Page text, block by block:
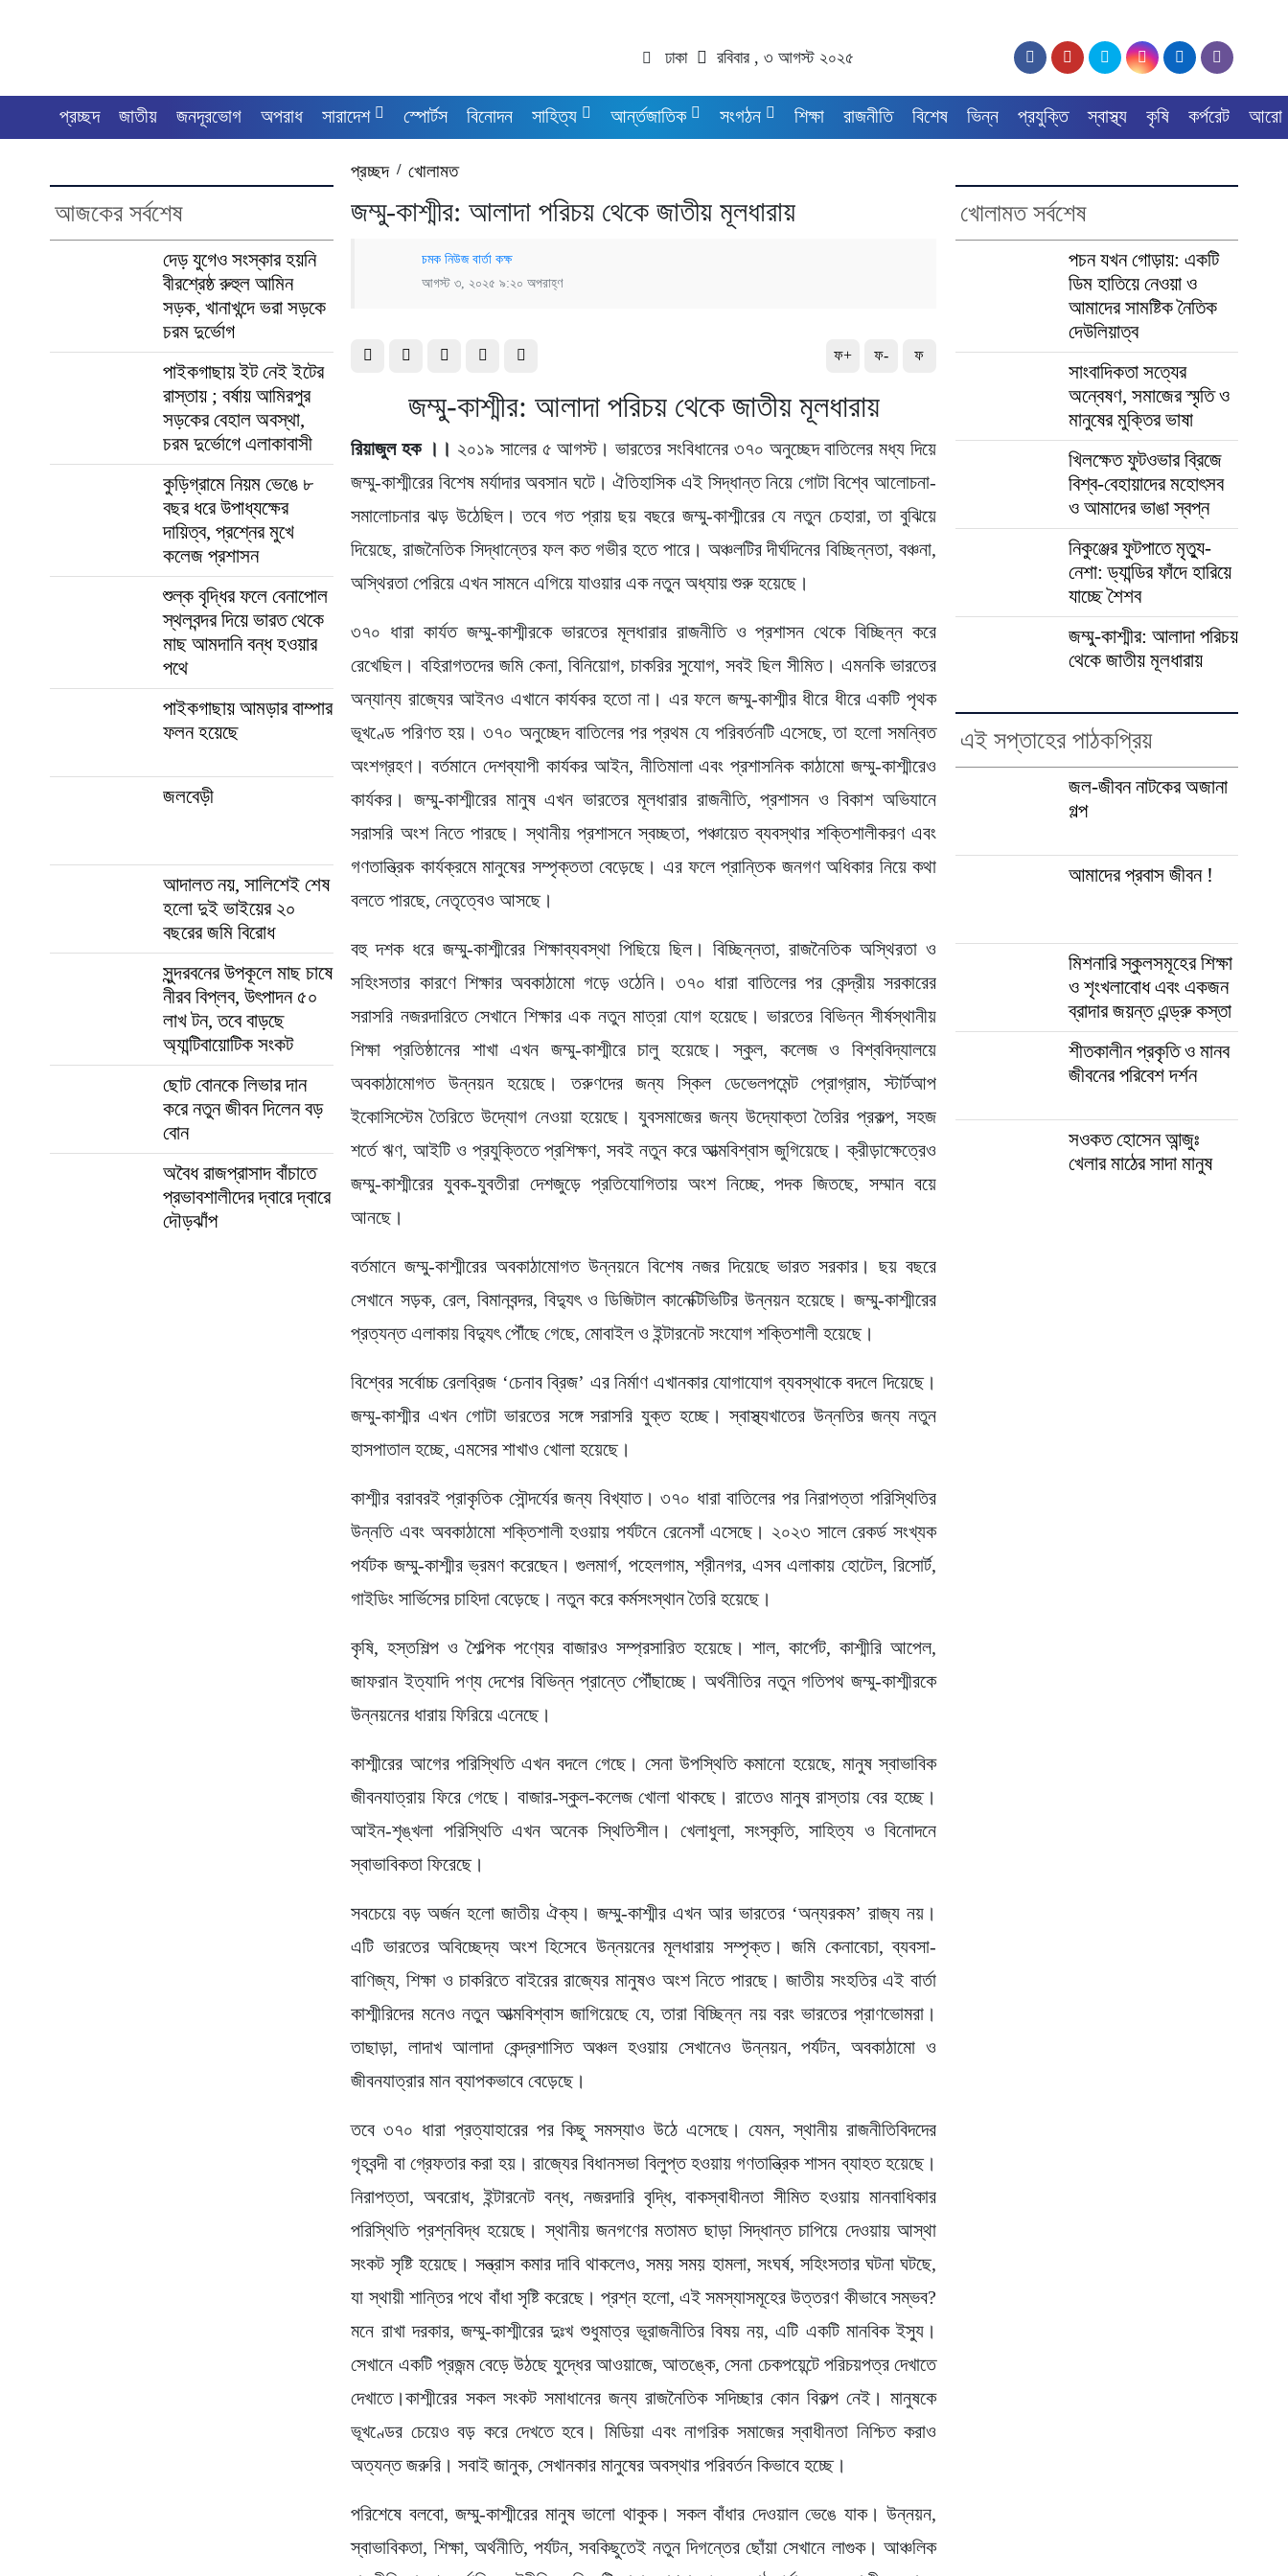
ঢাকা রবিবার , ৩ আগস্ট ২০২৫
প্রচ্ছদ জাতীয় জনদূরভোগ অপরাধ সারাদেশ স্পোর্টস বিনোদন সাহিত্য আর্ন্তজাতিক সংগঠন শিক্ষা রাজনীতি বিশেষ ভিন্ন প্রযুক্তি স্বাস্থ্য কৃষি কর্পরেট আরো
আজকের সর্বশেষ
দেড় যুগেও সংস্কার হয়নি
বীরশ্রেষ্ঠ রুহুল আমিন
সড়ক, খানাখন্দে ভরা সড়কে
চরম দুর্ভোগ
পাইকগাছায় ইট নেই ইটের
রাস্তায় ; বর্ষায় আমিরপুর
সড়কের বেহাল অবস্থা,
চরম দুর্ভোগে এলাকাবাসী
কুড়িগ্রামে নিয়ম ভেঙে ৮
বছর ধরে উপাধ্যক্ষের
দায়িত্ব, প্রশ্নের মুখে
কলেজ প্রশাসন
শুল্ক বৃদ্ধির ফলে বেনাপোল
স্থলবন্দর দিয়ে ভারত থেকে
মাছ আমদানি বন্ধ হওয়ার
পথে
পাইকগাছায় আমড়ার বাম্পার
ফলন হয়েছে
জলবেড়ী
আদালত নয়, সালিশেই শেষ
হলো দুই ভাইয়ের ২০
বছরের জমি বিরোধ
সুন্দরবনের উপকূলে মাছ চাষে
নীরব বিপ্লব, উৎপাদন ৫০
লাখ টন, তবে বাড়ছে
অ্যান্টিবায়োটিক সংকট
ছোট বোনকে লিভার দান
করে নতুন জীবন দিলেন বড়
বোন
অবৈধ রাজপ্রাসাদ বাঁচাতে
প্রভাবশালীদের দ্বারে দ্বারে
দৌড়ঝাঁপ
প্রচ্ছদ/খোলামত
জম্মু-কাশ্মীর: আলাদা পরিচয় থেকে জাতীয় মূলধারায়
চমক নিউজ বার্তা কক্ষ
আগস্ট ৩, ২০২৫ ৯:২০ অপরাহ্ণ
ফ+ ফ- ফ
জম্মু-কাশ্মীর: আলাদা পরিচয় থেকে জাতীয় মূলধারায়
রিয়াজুল হক ।। ২০১৯ সালের ৫ আগস্ট। ভারতের সংবিধানের ৩৭০ অনুচ্ছেদ বাতিলের মধ্য দিয়ে
জম্মু-কাশ্মীরের বিশেষ মর্যাদার অবসান ঘটে। ঐতিহাসিক এই সিদ্ধান্ত নিয়ে গোটা বিশ্বে আলোচনা-
সমালোচনার ঝড় উঠেছিল। তবে গত প্রায় ছয় বছরে জম্মু-কাশ্মীরের যে নতুন চেহারা, তা বুঝিয়ে
দিয়েছে, রাজনৈতিক সিদ্ধান্তের ফল কত গভীর হতে পারে। অঞ্চলটির দীর্ঘদিনের বিচ্ছিন্নতা, বঞ্চনা,
অস্থিরতা পেরিয়ে এখন সামনে এগিয়ে যাওয়ার এক নতুন অধ্যায় শুরু হয়েছে।
৩৭০ ধারা কার্যত জম্মু-কাশ্মীরকে ভারতের মূলধারার রাজনীতি ও প্রশাসন থেকে বিচ্ছিন্ন করে
রেখেছিল। বহিরাগতদের জমি কেনা, বিনিয়োগ, চাকরির সুযোগ, সবই ছিল সীমিত। এমনকি ভারতের
অন্যান্য রাজ্যের আইনও এখানে কার্যকর হতো না। এর ফলে জম্মু-কাশ্মীর ধীরে ধীরে একটি পৃথক
ভূখণ্ডে পরিণত হয়। ৩৭০ অনুচ্ছেদ বাতিলের পর প্রথম যে পরিবর্তনটি এসেছে, তা হলো সমন্বিত
অংশগ্রহণ। বর্তমানে দেশব্যাপী কার্যকর আইন, নীতিমালা এবং প্রশাসনিক কাঠামো জম্মু-কাশ্মীরেও
কার্যকর। জম্মু-কাশ্মীরের মানুষ এখন ভারতের মূলধারার রাজনীতি, প্রশাসন ও বিকাশ অভিযানে
সরাসরি অংশ নিতে পারছে। স্থানীয় প্রশাসনে স্বচ্ছতা, পঞ্চায়েত ব্যবস্থার শক্তিশালীকরণ এবং
গণতান্ত্রিক কার্যক্রমে মানুষের সম্পৃক্ততা বেড়েছে। এর ফলে প্রান্তিক জনগণ অধিকার নিয়ে কথা
বলতে পারছে, নেতৃত্বেও আসছে।
বহু দশক ধরে জম্মু-কাশ্মীরের শিক্ষাব্যবস্থা পিছিয়ে ছিল। বিচ্ছিন্নতা, রাজনৈতিক অস্থিরতা ও
সহিংসতার কারণে শিক্ষার অবকাঠামো গড়ে ওঠেনি। ৩৭০ ধারা বাতিলের পর কেন্দ্রীয় সরকারের
সরাসরি নজরদারিতে সেখানে শিক্ষার এক নতুন মাত্রা যোগ হয়েছে। ভারতের বিভিন্ন শীর্ষস্থানীয়
শিক্ষা প্রতিষ্ঠানের শাখা এখন জম্মু-কাশ্মীরে চালু হয়েছে। স্কুল, কলেজ ও বিশ্ববিদ্যালয়ে
অবকাঠামোগত উন্নয়ন হয়েছে। তরুণদের জন্য স্কিল ডেভেলপমেন্ট প্রোগ্রাম, স্টার্টআপ
ইকোসিস্টেম তৈরিতে উদ্যোগ নেওয়া হয়েছে। যুবসমাজের জন্য উদ্যোক্তা তৈরির প্রকল্প, সহজ
শর্তে ঋণ, আইটি ও প্রযুক্তিতে প্রশিক্ষণ, সবই নতুন করে আত্মবিশ্বাস জুগিয়েছে। ক্রীড়াক্ষেত্রেও
জম্মু-কাশ্মীরের যুবক-যুবতীরা দেশজুড়ে প্রতিযোগিতায় অংশ নিচ্ছে, পদক জিতছে, সম্মান বয়ে
আনছে।
বর্তমানে জম্মু-কাশ্মীরের অবকাঠামোগত উন্নয়নে বিশেষ নজর দিয়েছে ভারত সরকার। ছয় বছরে
সেখানে সড়ক, রেল, বিমানবন্দর, বিদ্যুৎ ও ডিজিটাল কানেক্টিভিটির উন্নয়ন হয়েছে। জম্মু-কাশ্মীরের
প্রত্যন্ত এলাকায় বিদ্যুৎ পৌঁছে গেছে, মোবাইল ও ইন্টারনেট সংযোগ শক্তিশালী হয়েছে।
বিশ্বের সর্বোচ্চ রেলব্রিজ ‘চেনাব ব্রিজ’ এর নির্মাণ এখানকার যোগাযোগ ব্যবস্থাকে বদলে দিয়েছে।
জম্মু-কাশ্মীর এখন গোটা ভারতের সঙ্গে সরাসরি যুক্ত হচ্ছে। স্বাস্থ্যখাতের উন্নতির জন্য নতুন
হাসপাতাল হচ্ছে, এমসের শাখাও খোলা হয়েছে।
কাশ্মীর বরাবরই প্রাকৃতিক সৌন্দর্যের জন্য বিখ্যাত। ৩৭০ ধারা বাতিলের পর নিরাপত্তা পরিস্থিতির
উন্নতি এবং অবকাঠামো শক্তিশালী হওয়ায় পর্যটনে রেনেসাঁ এসেছে। ২০২৩ সালে রেকর্ড সংখ্যক
পর্যটক জম্মু-কাশ্মীর ভ্রমণ করেছেন। গুলমার্গ, পহেলগাম, শ্রীনগর, এসব এলাকায় হোটেল, রিসোর্ট,
গাইডিং সার্ভিসের চাহিদা বেড়েছে। নতুন করে কর্মসংস্থান তৈরি হয়েছে।
কৃষি, হস্তশিল্প ও শৈল্পিক পণ্যের বাজারও সম্প্রসারিত হয়েছে। শাল, কার্পেট, কাশ্মীরি আপেল,
জাফরান ইত্যাদি পণ্য দেশের বিভিন্ন প্রান্তে পৌঁছাচ্ছে। অর্থনীতির নতুন গতিপথ জম্মু-কাশ্মীরকে
উন্নয়নের ধারায় ফিরিয়ে এনেছে।
কাশ্মীরের আগের পরিস্থিতি এখন বদলে গেছে। সেনা উপস্থিতি কমানো হয়েছে, মানুষ স্বাভাবিক
জীবনযাত্রায় ফিরে গেছে। বাজার-স্কুল-কলেজ খোলা থাকছে। রাতেও মানুষ রাস্তায় বের হচ্ছে।
আইন-শৃঙ্খলা পরিস্থিতি এখন অনেক স্থিতিশীল। খেলাধুলা, সংস্কৃতি, সাহিত্য ও বিনোদনে
স্বাভাবিকতা ফিরেছে।
সবচেয়ে বড় অর্জন হলো জাতীয় ঐক্য। জম্মু-কাশ্মীর এখন আর ভারতের ‘অন্যরকম’ রাজ্য নয়।
এটি ভারতের অবিচ্ছেদ্য অংশ হিসেবে উন্নয়নের মূলধারায় সম্পৃক্ত। জমি কেনাবেচা, ব্যবসা-
বাণিজ্য, শিক্ষা ও চাকরিতে বাইরের রাজ্যের মানুষও অংশ নিতে পারছে। জাতীয় সংহতির এই বার্তা
কাশ্মীরিদের মনেও নতুন আত্মবিশ্বাস জাগিয়েছে যে, তারা বিচ্ছিন্ন নয় বরং ভারতের প্রাণভোমরা।
তাছাড়া, লাদাখ আলাদা কেন্দ্রশাসিত অঞ্চল হওয়ায় সেখানেও উন্নয়ন, পর্যটন, অবকাঠামো ও
জীবনযাত্রার মান ব্যাপকভাবে বেড়েছে।
তবে ৩৭০ ধারা প্রত্যাহারের পর কিছু সমস্যাও উঠে এসেছে। যেমন, স্থানীয় রাজনীতিবিদদের
গৃহবন্দী বা গ্রেফতার করা হয়। রাজ্যের বিধানসভা বিলুপ্ত হওয়ায় গণতান্ত্রিক শাসন ব্যাহত হয়েছে।
নিরাপত্তা, অবরোধ, ইন্টারনেট বন্ধ, নজরদারি বৃদ্ধি, বাকস্বাধীনতা সীমিত হওয়ায় মানবাধিকার
পরিস্থিতি প্রশ্নবিদ্ধ হয়েছে। স্থানীয় জনগণের মতামত ছাড়া সিদ্ধান্ত চাপিয়ে দেওয়ায় আস্থা
সংকট সৃষ্টি হয়েছে। সন্ত্রাস কমার দাবি থাকলেও, সময় সময় হামলা, সংঘর্ষ, সহিংসতার ঘটনা ঘটছে,
যা স্থায়ী শান্তির পথে বাঁধা সৃষ্টি করেছে। প্রশ্ন হলো, এই সমস্যাসমূহের উত্তরণ কীভাবে সম্ভব?
মনে রাখা দরকার, জম্মু-কাশ্মীরের দুঃখ শুধুমাত্র ভূরাজনীতির বিষয় নয়, এটি একটি মানবিক ইস্যু।
সেখানে একটি প্রজন্ম বেড়ে উঠছে যুদ্ধের আওয়াজে, আতঙ্কে, সেনা চেকপয়েন্টে পরিচয়পত্র দেখাতে
দেখাতে।কাশ্মীরের সকল সংকট সমাধানের জন্য রাজনৈতিক সদিচ্ছার কোন বিকল্প নেই। মানুষকে
ভূখণ্ডের চেয়েও বড় করে দেখতে হবে। মিডিয়া এবং নাগরিক সমাজের স্বাধীনতা নিশ্চিত করাও
অত্যন্ত জরুরি। সবাই জানুক, সেখানকার মানুষের অবস্থার পরিবর্তন কিভাবে হচ্ছে।
পরিশেষে বলবো, জম্মু-কাশ্মীরের মানুষ ভালো থাকুক। সকল বাঁধার দেওয়াল ভেঙে যাক। উন্নয়ন,
স্বাভাবিকতা, শিক্ষা, অর্থনীতি, পর্যটন, সবকিছুতেই নতুন দিগন্তের ছোঁয়া সেখানে লাগুক। আঞ্চলিক
খোলামত সর্বশেষ
পচন যখন গোড়ায়: একটি
ডিম হাতিয়ে নেওয়া ও
আমাদের সামষ্টিক নৈতিক
দেউলিয়াত্ব
সাংবাদিকতা সত্যের
অন্বেষণ, সমাজের স্মৃতি ও
মানুষের মুক্তির ভাষা
খিলক্ষেত ফুটওভার ব্রিজে
বিশ্ব-বেহায়াদের মহোৎসব
ও আমাদের ভাঙা স্বপ্ন
নিকুঞ্জের ফুটপাতে মৃত্যু-
নেশা: ড্যান্ডির ফাঁদে হারিয়ে
যাচ্ছে শৈশব
জম্মু-কাশ্মীর: আলাদা পরিচয়
থেকে জাতীয় মূলধারায়
এই সপ্তাহের পাঠকপ্রিয়
জল-জীবন নাটকের অজানা
গল্প
আমাদের প্রবাস জীবন !
মিশনারি স্কুলসমূহের শিক্ষা
ও শৃংখলাবোধ এবং একজন
ব্রাদার জয়ন্ত এন্ড্রু কস্তা
শীতকালীন প্রকৃতি ও মানব
জীবনের পরিবেশ দর্শন
সওকত হোসেন আন্জুঃ
খেলার মাঠের সাদা মানুষ